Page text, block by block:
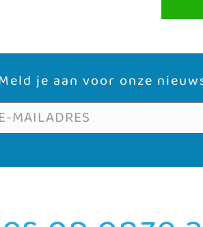
je aan voor onze